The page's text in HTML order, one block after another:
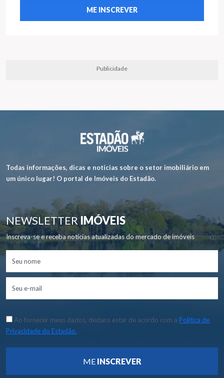
Publicidade
Todas informações, dicas e notícias sobre o setor imobiliário em
um único lugar! O portal de Imóveis do Estadão.
NEWSLETTERIMÓVEIS
Inscreva-se e receba notícias atualizadas do mercado de imóveis
Ao fornecer meus dados, declaro estar de acordo com a Política de
Privacidade do Estadão.
ME INSCREVER